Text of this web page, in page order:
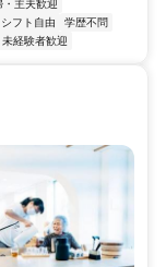
・主夫歓迎
シフト自由
学歴不問
未経験者歓迎